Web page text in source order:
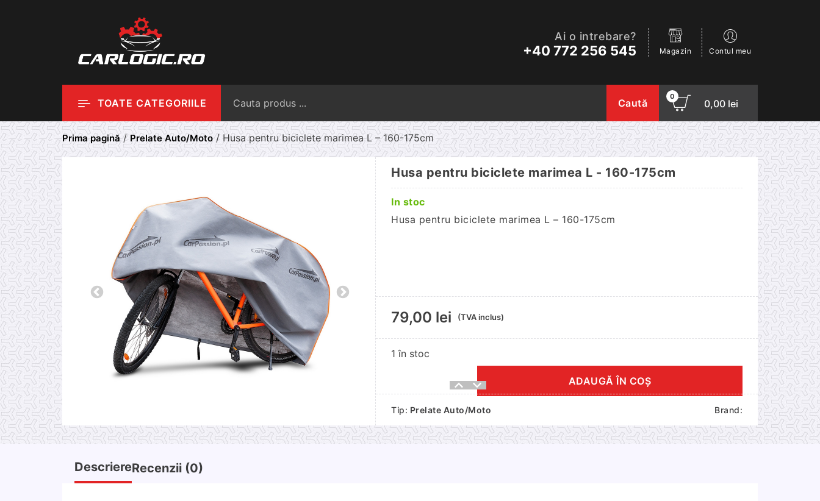
Ai o intrebare?
+40 772 256 545 Magazin Contul meu
TOATE CATEGORIILE Caută
0
0,00 lei
Prima pagină/ Prelate Auto/Moto/ Husa pentru biciclete marimea L – 160-175cm
Husa pentru biciclete marimea L - 160-175cm
In stoc
Husa pentru biciclete marimea L – 160-175cm
79,00 lei (TVA inclus)
1 în stoc
Cantitate
pentru
biciclete
marimea
ADAUGĂ ÎN COȘ
Tip: Prelate Auto/Moto Brand:
DescriereRecenzii (0)